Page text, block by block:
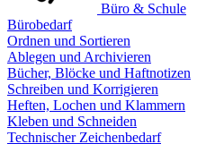
Büro & Schule
Bürobedarf
Ordnen und Sortieren
Ablegen und Archivieren
Bücher, Blöcke und Haftnotizen
Schreiben und Korrigieren
Heften, Lochen und Klammern
Kleben und Schneiden
Technischer Zeichenbedarf